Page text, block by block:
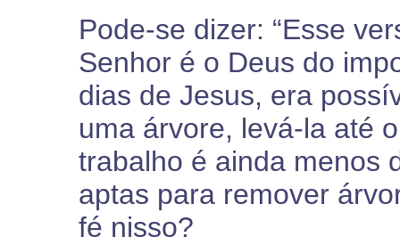
Pode-se dizer: “Esse
Senhor é o Deus do
dias de Jesus, era
uma árvore, levá-la até
trabalho é ainda menos
aptas para remover
fé nisso?